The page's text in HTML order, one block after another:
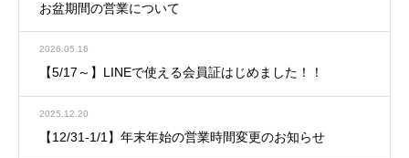
お盆期間の営業について
2026.05.16
【5/17～】LINEで使える会員証はじめました！！
2025.12.20
【12/31-1/1】年末年始の営業時間変更のお知らせ